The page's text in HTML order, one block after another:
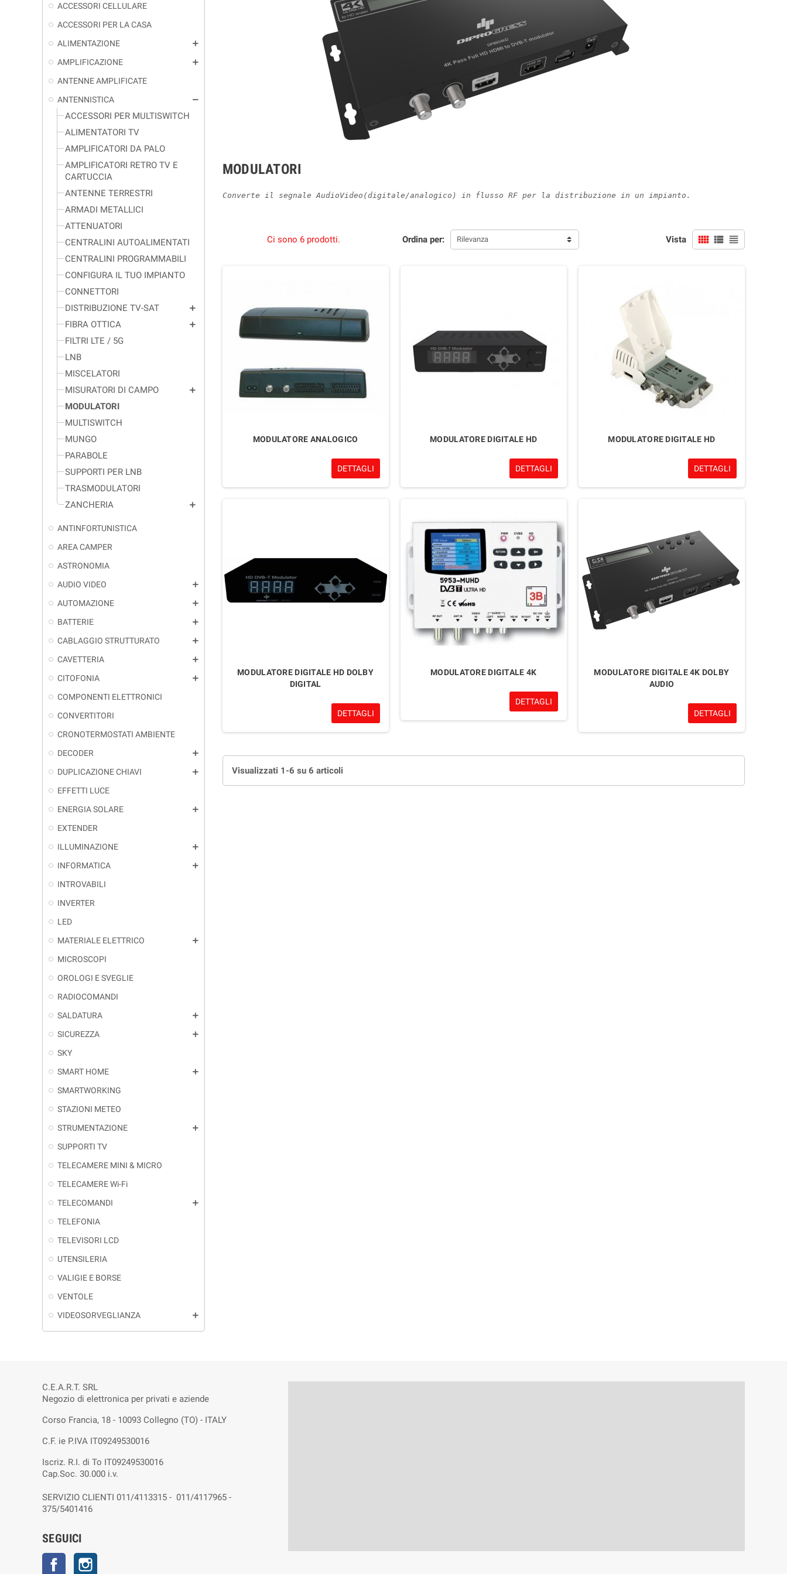
ACCESSORI CELLULARE
ACCESSORI PER LA CASA
ALIMENTAZIONE
add
AMPLIFICAZIONE add
ANTENNE AMPLIFICATE
ANTENNISTICA
remove
ACCESSORI PER MULTISWITCH
ALIMENTATORI TV
AMPLIFICATORI DA PALO
AMPLIFICATORI RETRO TV E
CARTUCCIA
ANTENNE TERRESTRI
ARMADI METALLICI
ATTENUATORI
CENTRALINI AUTOALIMENTATI
CENTRALINI PROGRAMMABILI
CONFIGURA IL TUO IMPIANTO
CONNETTORI
DISTRIBUZIONE TV-SAT
add
FIBRA OTTICA add
FILTRI LTE / 5G
LNB
MISCELATORI
MISURATORI DI CAMPO
add
MODULATORI
MULTISWITCH
MUNGO
PARABOLE
SUPPORTI PER LNB
TRASMODULATORI
ZANCHERIA
add
ANTINFORTUNISTICA
AREA CAMPER
ASTRONOMIA
AUDIO VIDEO
add
AUTOMAZIONE add
BATTERIE add
CABLAGGIO STRUTTURATO add
CAVETTERIA add
CITOFONIA add
COMPONENTI ELETTRONICI
CONVERTITORI
CRONOTERMOSTATI AMBIENTE
DECODER
add
DUPLICAZIONE CHIAVI add
EFFETTI LUCE
ENERGIA SOLARE
add
EXTENDER
ILLUMINAZIONE
add
INFORMATICA add
INTROVABILI
INVERTER
LED
MATERIALE ELETTRICO
add
MICROSCOPI
OROLOGI E SVEGLIE
RADIOCOMANDI
SALDATURA
add
SICUREZZA add
SKY
SMART HOME
add
SMARTWORKING
STAZIONI METEO
STRUMENTAZIONE
add
SUPPORTI TV
TELECAMERE MINI & MICRO
TELECAMERE Wi-Fi
TELECOMANDI
add
TELEFONIA
TELEVISORI LCD
UTENSILERIA
VALIGIE E BORSE
VENTOLE
VIDEOSORVEGLIANZA
add
MODULATORI
Converte il segnale AudioVideo(digitale/analogico) in flusso RF per la distribuzione in un impianto.
Ordina per: Rilevanza Vista view_comfy view_list view_headline
Ci sono 6 prodotti.
MODULATORE ANALOGICO
DETTAGLI
MODULATORE DIGITALE HD
DETTAGLI
MODULATORE DIGITALE HD
DETTAGLI
MODULATORE DIGITALE HD DOLBY
DIGITAL
DETTAGLI
MODULATORE DIGITALE 4K
DETTAGLI
MODULATORE DIGITALE 4K DOLBY
AUDIO
DETTAGLI
Visualizzati 1-6 su 6 articoli
C.E.A.R.T. SRL
Negozio di elettronica per privati e aziende
Corso Francia, 18 - 10093 Collegno (TO) - ITALY
C.F. ie P.IVA IT09249530016
Iscriz. R.I. di To IT09249530016
Cap.Soc. 30.000 i.v.
SERVIZIO CLIENTI 011/4113315 - 011/4117965 -
375/5401416
SEGUICI
Facebook